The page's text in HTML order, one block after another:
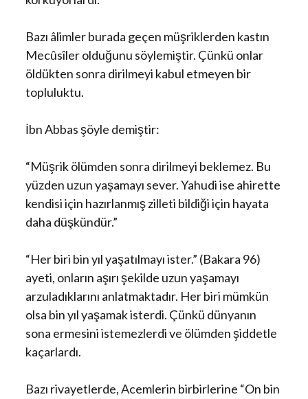
Bazı âlimler burada geçen müşriklerden kastın
Mecûsîler olduğunu söylemiştir. Çünkü onlar
öldükten sonra dirilmeyi kabul etmeyen bir
topluluktu.
İbn Abbas şöyle demiştir:
“Müşrik ölümden sonra dirilmeyi beklemez. Bu
yüzden uzun yaşamayı sever. Yahudi ise ahirette
kendisi için hazırlanmış zilleti bildiği için hayata
daha düşkündür.”
“Her biri bin yıl yaşatılmayı ister.” (Bakara 96)
ayeti, onların aşırı şekilde uzun yaşamayı
arzuladıklarını anlatmaktadır. Her biri mümkün
olsa bin yıl yaşamak isterdi. Çünkü dünyanın
sona ermesini istemezlerdi ve ölümden şiddetle
kaçarlardı.
Bazı rivayetlerde, Acemlerin birbirlerine “On bin